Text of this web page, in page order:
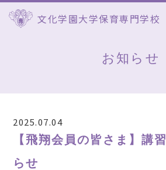
お知らせ
文化学園大学保育専門学校
2025.07.04
【飛翔会員の皆さま】講
らせ